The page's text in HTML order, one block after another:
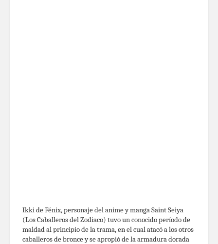
Ikki de Fénix, personaje del anime y manga Saint Seiya
(Los Caballeros del Zodiaco) tuvo un conocido período de
maldad al principio de la trama, en el cual atacó a los otros
caballeros de bronce y se apropió de la armadura dorada